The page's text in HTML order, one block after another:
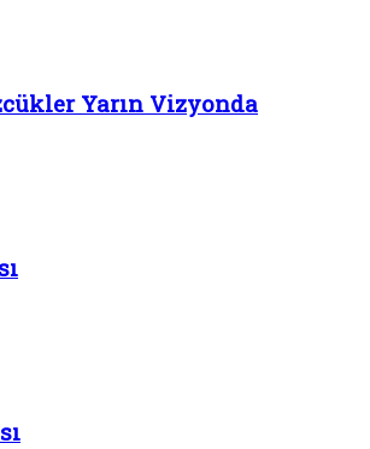
Yarın Vizyonda